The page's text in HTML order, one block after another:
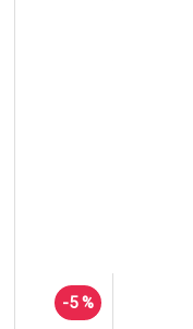
-5 %